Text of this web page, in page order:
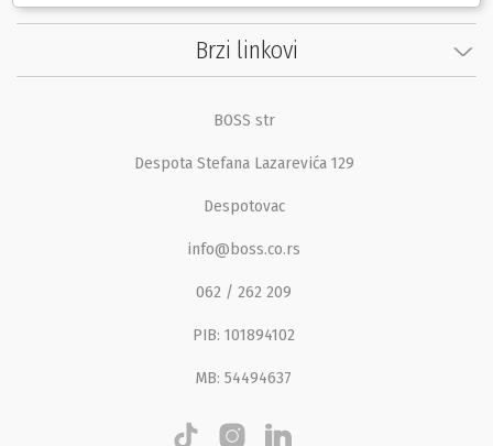
Brzi linkovi
BOSS str
Despota Stefana Lazarevića 129
Despotovac
info@boss.co.rs
062 / 262 209
PIB: 101894102
MB: 54494637